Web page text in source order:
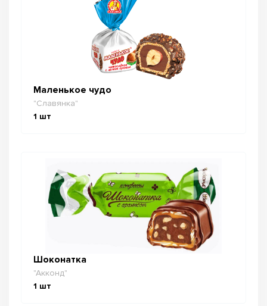
Маленькое чудо
"Славянка"
1 шт
Шоконатка
"Акконд"
1 шт